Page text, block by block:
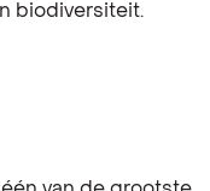
biodiversiteit.